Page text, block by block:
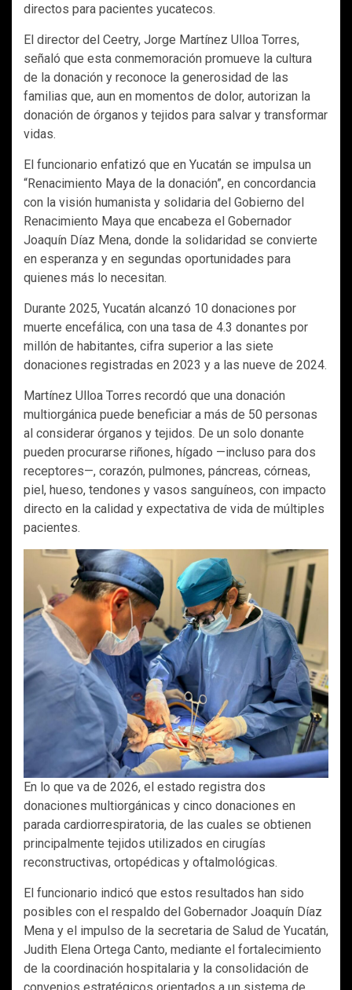
directos para pacientes yucatecos.
El director del Ceetry, Jorge Martínez Ulloa Torres,
señaló que esta conmemoración promueve la cultura
de la donación y reconoce la generosidad de las
familias que, aun en momentos de dolor, autorizan la
donación de órganos y tejidos para salvar y transformar
vidas.
El funcionario enfatizó que en Yucatán se impulsa un
“Renacimiento Maya de la donación”, en concordancia
con la visión humanista y solidaria del Gobierno del
Renacimiento Maya que encabeza el Gobernador
Joaquín Díaz Mena, donde la solidaridad se convierte
en esperanza y en segundas oportunidades para
quienes más lo necesitan.
Durante 2025, Yucatán alcanzó 10 donaciones por
muerte encefálica, con una tasa de 4.3 donantes por
millón de habitantes, cifra superior a las siete
donaciones registradas en 2023 y a las nueve de 2024.
Martínez Ulloa Torres recordó que una donación
multiorgánica puede beneficiar a más de 50 personas
al considerar órganos y tejidos. De un solo donante
pueden procurarse riñones, hígado —incluso para dos
receptores—, corazón, pulmones, páncreas, córneas,
piel, hueso, tendones y vasos sanguíneos, con impacto
directo en la calidad y expectativa de vida de múltiples
pacientes.
En lo que va de 2026, el estado registra dos
donaciones multiorgánicas y cinco donaciones en
parada cardiorrespiratoria, de las cuales se obtienen
principalmente tejidos utilizados en cirugías
reconstructivas, ortopédicas y oftalmológicas.
El funcionario indicó que estos resultados han sido
posibles con el respaldo del Gobernador Joaquín Díaz
Mena y el impulso de la secretaria de Salud de Yucatán,
Judith Elena Ortega Canto, mediante el fortalecimiento
de la coordinación hospitalaria y la consolidación de